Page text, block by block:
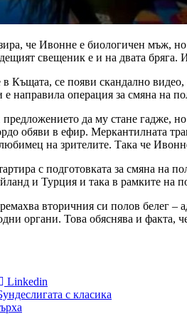
че Ивонне е биологичен мъж,
свещеник е и на двата
Къщата, се появи скандално
направила операция за смяна на
да му стане гадже,
обяви в ефир. Меркантилната
на зрителите. Така че
с подготовката за смяна
и Турция и така в рамките на
вторичния си полов белег –
органи. Това обяснява и факта,
Linkedin
с класика